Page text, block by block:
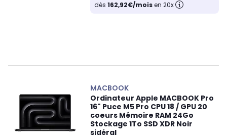
dès 162,92€/moisen 20x
MACBOOK
Ordinateur Apple MACBOOK Pro
16" Puce M5 Pro CPU 18 / GPU 20
coeurs Mémoire RAM 24Go
Stockage 1To SSD XDR Noir
sidéral